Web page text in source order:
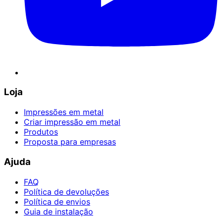
Loja
Impressões em metal
Criar impressão em metal
Produtos
Proposta para empresas
Ajuda
FAQ
Política de devoluções
Política de envios
Guia de instalação